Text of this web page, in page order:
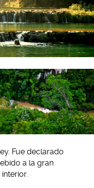
Fue declarado
a la gran